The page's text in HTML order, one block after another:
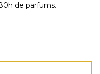
de parfums.